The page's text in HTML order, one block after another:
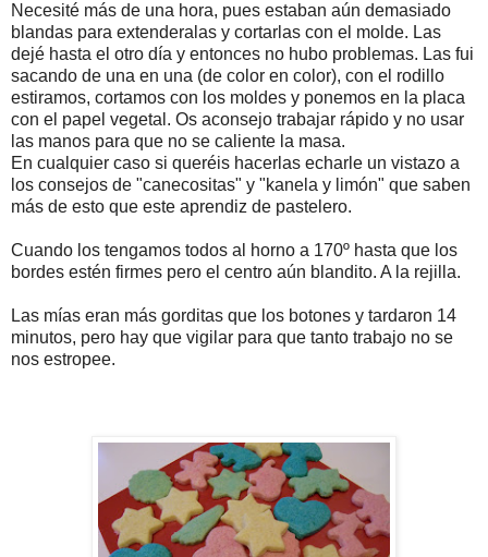
Necesité más de una hora, pues estaban aún demasiado
blandas para extenderalas y cortarlas con el molde. Las
dejé hasta el otro día y entonces no hubo problemas. Las fui
sacando de una en una (de color en color), con el rodillo
estiramos, cortamos con los moldes y ponemos en la placa
con el papel vegetal. Os aconsejo trabajar rápido y no usar
las manos para que no se caliente la masa.
En cualquier caso si queréis hacerlas echarle un vistazo a
los consejos de "canecositas" y "kanela y limón" que saben
más de esto que este aprendiz de pastelero.
Cuando los tengamos todos al horno a 170º hasta que los
bordes estén firmes pero el centro aún blandito. A la rejilla.
Las mías eran más gorditas que los botones y tardaron 14
minutos, pero hay que vigilar para que tanto trabajo no se
nos estropee.